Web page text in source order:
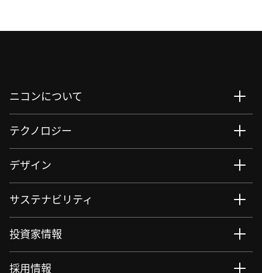
ニコンについて
テクノロジー
デザイン
サステナビリティ
投資家情報
採用情報